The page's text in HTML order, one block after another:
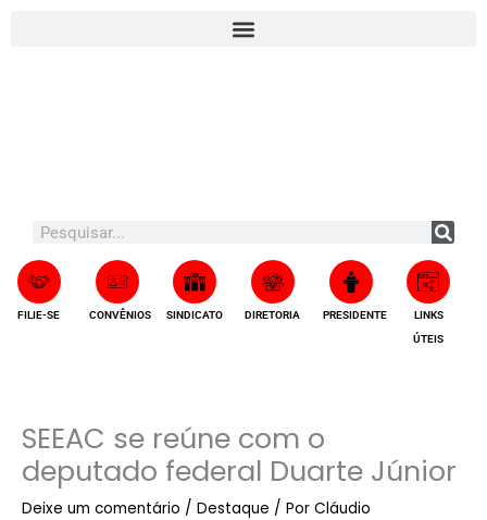
Search
FILIE-SE CONVÊNIOS SINDICATO DIRETORIA PRESIDENTE
LINKS
ÚTEIS
SEEAC se reúne com o
deputado federal Duarte Júnior
Deixe um comentário / Destaque / Por Cláudio